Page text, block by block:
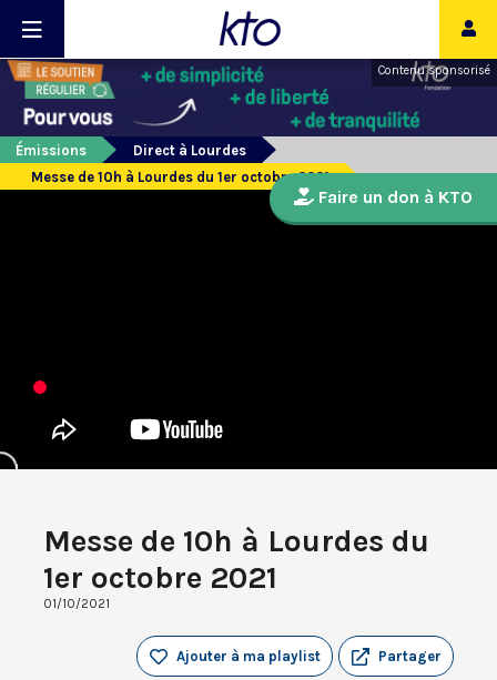
Contenu sponsorisé
Émissions
Direct à Lourdes
Messe de 10h à Lourdes du 1er octobre 2021
Messe de 10h à Lourdes du
1er octobre 2021
01/10/2021
Partager
Ajouter à ma playlist
Faire un don à KTO